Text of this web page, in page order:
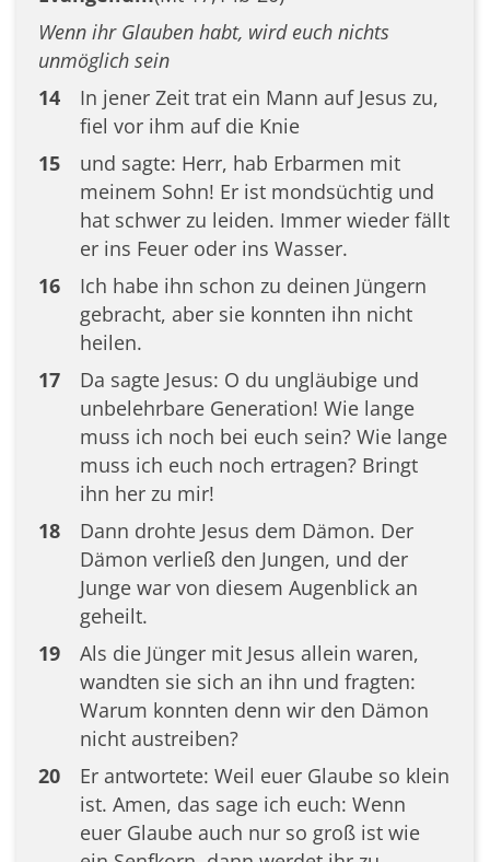
Wenn ihr Glauben habt, wird euch nichts
unmöglich sein
14
In jener Zeit trat ein Mann auf Jesus zu,
fiel vor ihm auf die Knie
15
und sagte: Herr, hab Erbarmen mit
meinem Sohn! Er ist mondsüchtig und
hat schwer zu leiden. Immer wieder fällt
er ins Feuer oder ins Wasser.
16
Ich habe ihn schon zu deinen Jüngern
gebracht, aber sie konnten ihn nicht
heilen.
17
Da sagte Jesus: O du ungläubige und
unbelehrbare Generation! Wie lange
muss ich noch bei euch sein? Wie lange
muss ich euch noch ertragen? Bringt
ihn her zu mir!
18
Dann drohte Jesus dem Dämon. Der
Dämon verließ den Jungen, und der
Junge war von diesem Augenblick an
geheilt.
19
Als die Jünger mit Jesus allein waren,
wandten sie sich an ihn und fragten:
Warum konnten denn wir den Dämon
nicht austreiben?
20
Er antwortete: Weil euer Glaube so klein
ist. Amen, das sage ich euch: Wenn
euer Glaube auch nur so groß ist wie